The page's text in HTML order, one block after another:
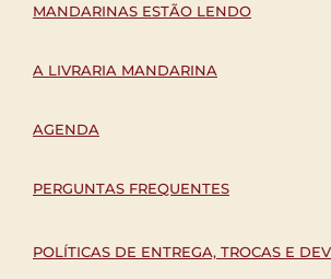
MANDARINAS ESTÃO LENDO
A LIVRARIA MANDARINA
AGENDA
PERGUNTAS FREQUENTES
POLÍTICAS DE ENTREGA, TROCAS E